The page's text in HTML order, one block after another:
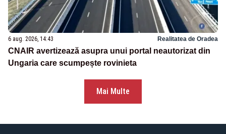
6 aug. 2026, 14:43 Realitatea de Oradea
CNAIR avertizează asupra unui portal neautorizat din
Ungaria care scumpește rovinieta
Mai Multe